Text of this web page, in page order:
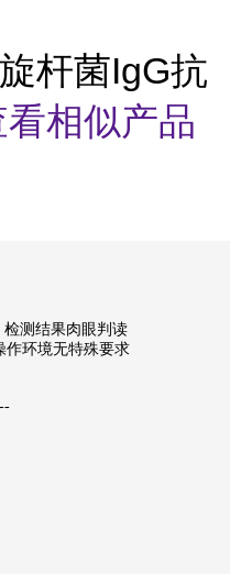
杆菌IgG抗
看相似产品
检测结果肉眼判读
作环境无特殊要求